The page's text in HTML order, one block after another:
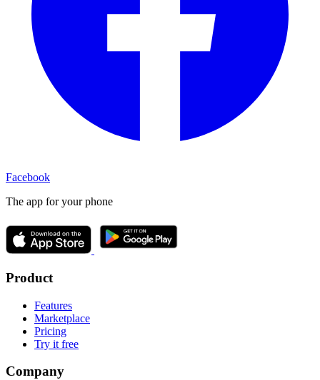
Facebook
The app for your phone
Product
Features
Marketplace
Pricing
Try it free
Company